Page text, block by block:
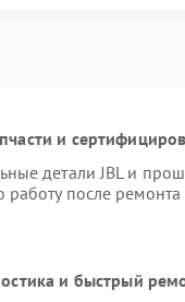
и
детали JBL и
работу после
и быстрый